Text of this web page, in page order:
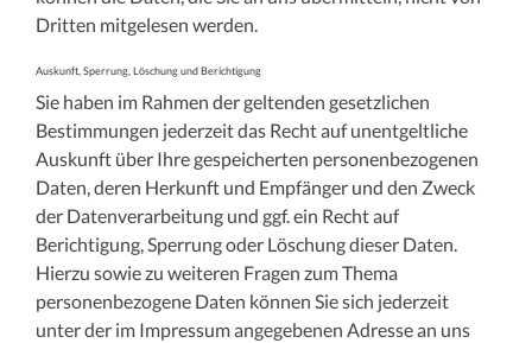
Dritten mitgelesen werden.
Auskunft, Sperrung, Löschung und Berichtigung
Sie haben im Rahmen der geltenden gesetzlichen
Bestimmungen jederzeit das Recht auf unentgeltliche
Auskunft über Ihre gespeicherten personenbezogenen
Daten, deren Herkunft und Empfänger und den Zweck
der Datenverarbeitung und ggf. ein Recht auf
Berichtigung, Sperrung oder Löschung dieser Daten.
Hierzu sowie zu weiteren Fragen zum Thema
personenbezogene Daten können Sie sich jederzeit
unter der im Impressum angegebenen Adresse an uns